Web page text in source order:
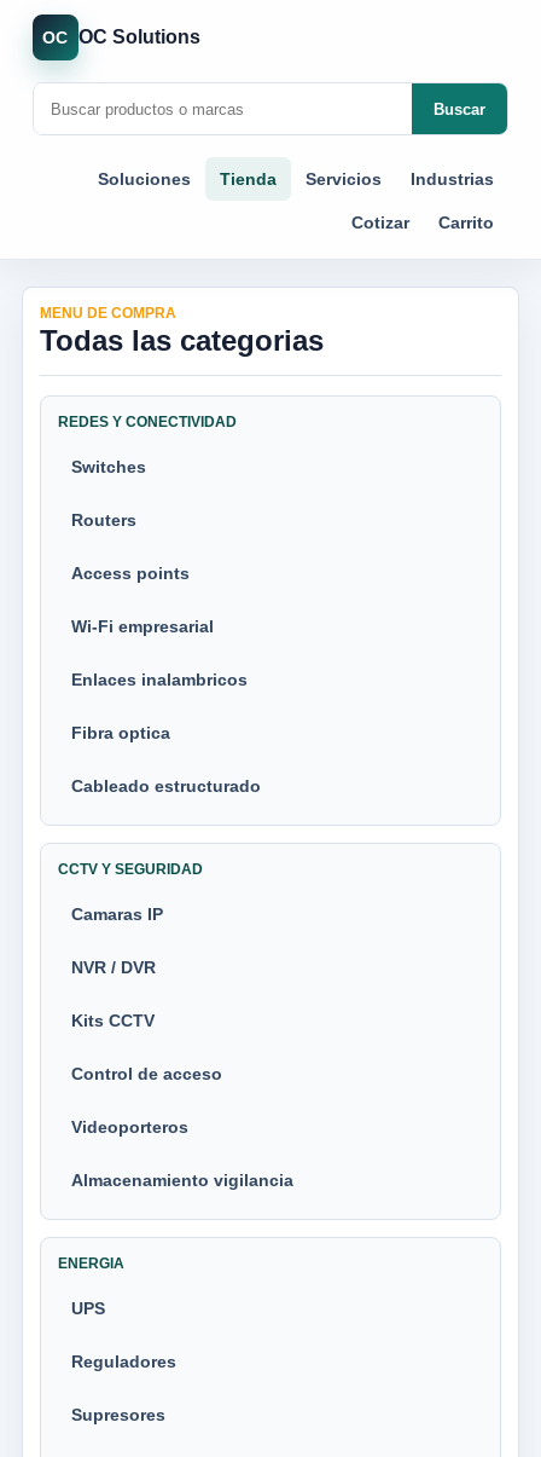
OC OC Solutions
Buscar
Soluciones Tienda Servicios Industrias
Cotizar Carrito
MENU DE COMPRA
Todas las categorias
REDES Y CONECTIVIDAD
Switches
Routers
Access points
Wi-Fi empresarial
Enlaces inalambricos
Fibra optica
Cableado estructurado
CCTV Y SEGURIDAD
Camaras IP
NVR / DVR
Kits CCTV
Control de acceso
Videoporteros
Almacenamiento vigilancia
ENERGIA
UPS
Reguladores
Supresores